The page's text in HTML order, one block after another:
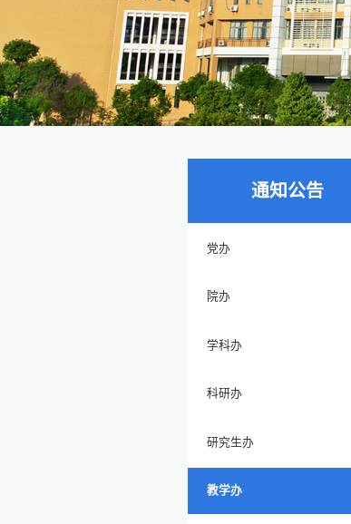
通知公告
党办
院办
学科办
科研办
研究生办
教学办